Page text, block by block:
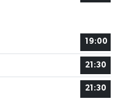
19:00
21:30
21:30